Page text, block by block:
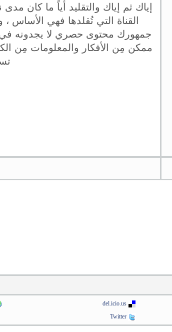
إياك ثم إياك والتقليد أياً ما كان
القناة التي تُقلدها فهي الأساس
جمهورك محتوى حصري لا يجدونه في
ممكن مِن الأفكار والمعلومات مِن
del.icio.us
Twitter